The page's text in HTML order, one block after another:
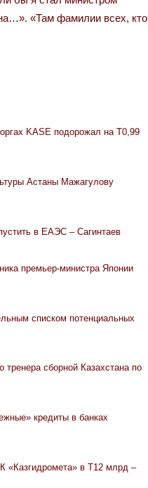
«Там фамилии всех, кто
KASE подорожал на Т0,99
Астаны Мажагулову
в ЕАЭС – Сагинтаев
премьер-министра Японии
списком потенциальных
сборной Казахстана по
кредиты в банках
в Т12 млрд –